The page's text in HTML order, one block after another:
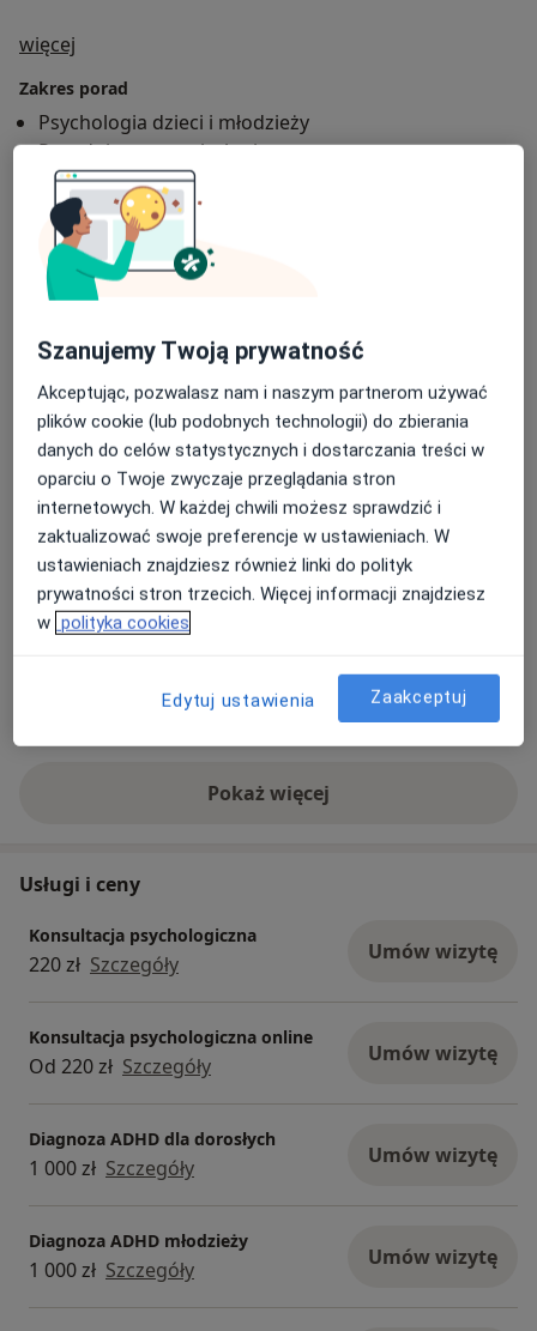
więcej
Zakres porad
Psychologia dzieci i młodzieży
Poradnictwo psychologiczne
Psychologia kryzysu
Psychologia społeczna
Główne obszary pomocy
ADHD Afazja Alkoholizm
Stacjonarne Zobacz lokalizacje (4)
Konsultacje onlineZobacz kalendarz online
Zdjęcia i filmy
Zobacz galerię (3)
Pokaż więcejo doświadczeniu
Usługi i ceny
Konsultacja psychologiczna
220 zł Szczegóły Umów wizytę
Konsultacja psychologiczna online
Od 220 zł Szczegóły Umów wizytę
Diagnoza ADHD dla dorosłych
1 000 zł Szczegóły Umów wizytę
Diagnoza ADHD młodzieży
1 000 zł Szczegóły Umów wizytę
Szanujemy Twoją prywatność
Akceptując, pozwalasz nam i naszym partnerom używać
plików cookie (lub podobnych technologii) do zbierania
danych do celów statystycznych i dostarczania treści w
oparciu o Twoje zwyczaje przeglądania stron
internetowych. W każdej chwili możesz sprawdzić i
zaktualizować swoje preferencje w ustawieniach. W
ustawieniach znajdziesz również linki do polityk
prywatności stron trzecich. Więcej informacji znajdziesz
w polityka cookies
Edytuj ustawienia Zaakceptuj